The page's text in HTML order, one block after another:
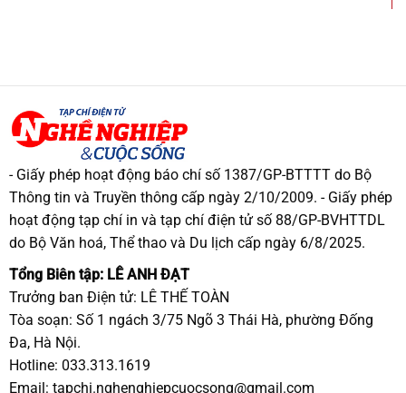
- Giấy phép hoạt động báo chí số 1387/GP-BTTTT do Bộ
Thông tin và Truyền thông cấp ngày 2/10/2009. - Giấy phép
hoạt động tạp chí in và tạp chí điện tử số 88/GP-BVHTTDL
do Bộ Văn hoá, Thể thao và Du lịch cấp ngày 6/8/2025.
Tổng Biên tập: LÊ ANH ĐẠT
Trưởng ban Điện tử: LÊ THẾ TOÀN
Tòa soạn: Số 1 ngách 3/75 Ngõ 3 Thái Hà, phường Đống
Đa, Hà Nội.
Hotline: 033.313.1619
Email: tapchi.nghenghiepcuocsong@gmail.com